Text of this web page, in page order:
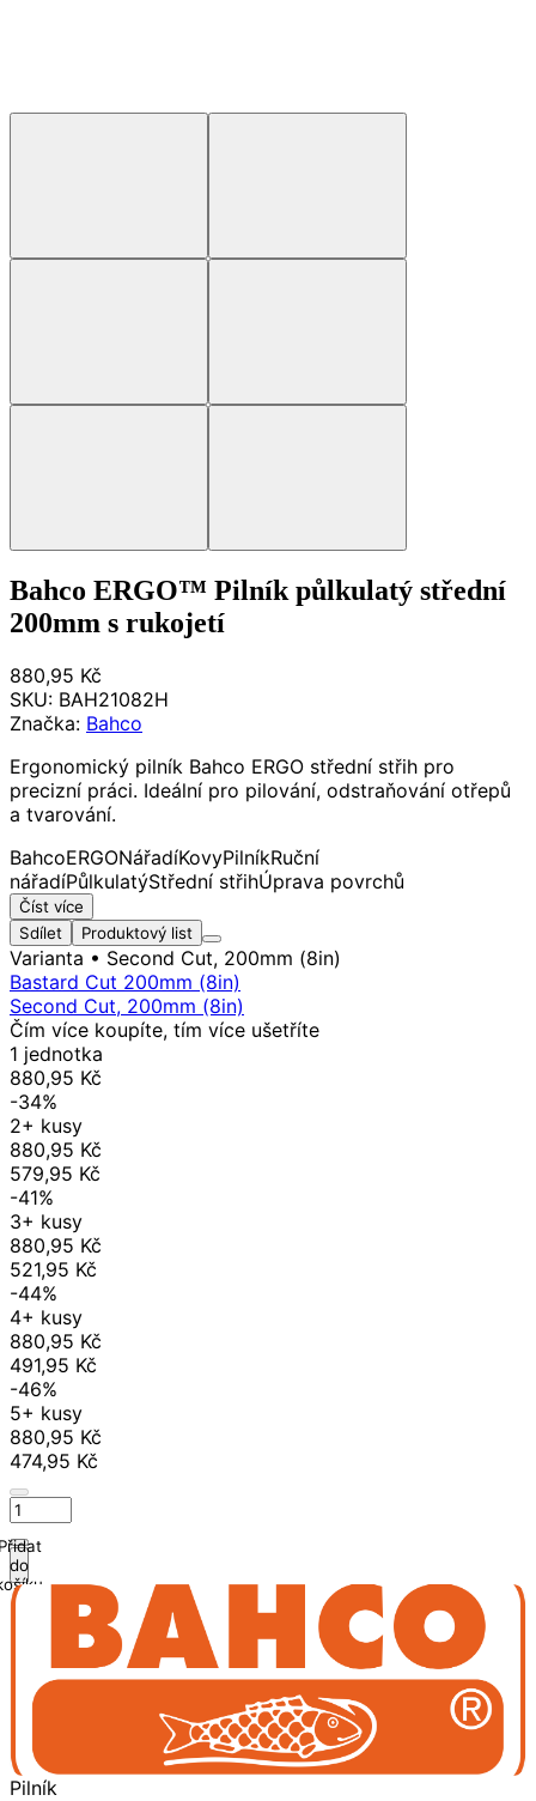
Bahco ERGO™ Pilník půlkulatý střední
200mm s rukojetí
880,95 Kč
SKU: BAH21082H
Značka: Bahco
Ergonomický pilník Bahco ERGO střední střih pro
precizní práci. Ideální pro pilování, odstraňování otřepů
a tvarování.
BahcoERGONářadíKovyPilníkRuční
nářadíPůlkulatýStřední střihÚprava povrchů
Číst více
Sdílet
Produktový list
Varianta • Second Cut, 200mm (8in)
Bastard Cut 200mm (8in)
Second Cut, 200mm (8in)
Čím více koupíte, tím více ušetříte
1 jednotka
880,95 Kč
-34%
2+ kusy
880,95 Kč
579,95 Kč
-41%
3+ kusy
880,95 Kč
521,95 Kč
-44%
4+ kusy
880,95 Kč
491,95 Kč
-46%
5+ kusy
880,95 Kč
474,95 Kč
do
Pilník